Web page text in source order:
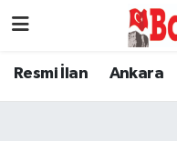
Resmi İlan Ankara